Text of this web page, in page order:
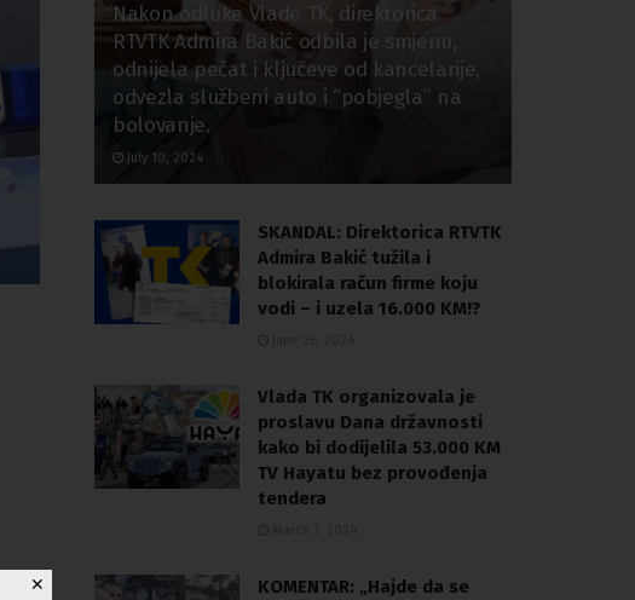
Nakon odluke Vlade TK, direktorica
RTVTK Admira Bakić odbila je smjenu,
odnijela pečat i ključeve od kancelarije,
odvezla službeni auto i “pobjegla” na
bolovanje.
July 10, 2024
SKANDAL: Direktorica RTVTK
Admira Bakić tužila i
blokirala račun firme koju
vodi – i uzela 16.000 KM!?
Vlada TK organizovala je
proslavu Dana državnosti
kako bi dodijelila 53.000 KM
TV Hayatu bez provođenja
tendera
KOMENTAR: „Hajde da se
✕